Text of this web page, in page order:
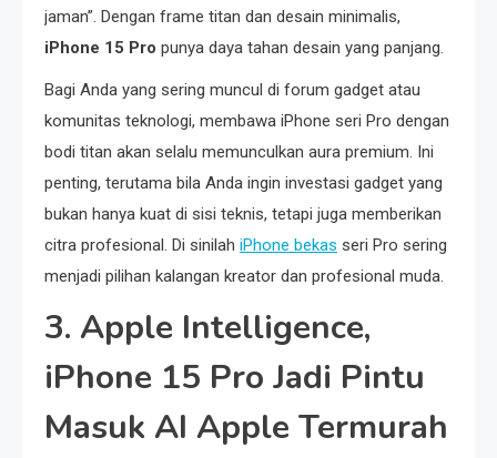
jaman”. Dengan frame titan dan desain minimalis,
iPhone 15 Pro punya daya tahan desain yang panjang.
Bagi Anda yang sering muncul di forum gadget atau
komunitas teknologi, membawa iPhone seri Pro dengan
bodi titan akan selalu memunculkan aura premium. Ini
penting, terutama bila Anda ingin investasi gadget yang
bukan hanya kuat di sisi teknis, tetapi juga memberikan
citra profesional. Di sinilah iPhone bekas seri Pro sering
menjadi pilihan kalangan kreator dan profesional muda.
3. Apple Intelligence,
iPhone 15 Pro Jadi Pintu
Masuk AI Apple Termurah